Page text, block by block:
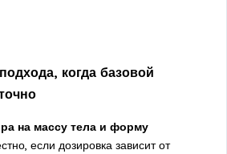
когда базовой
на массу тела и форму
если дозировка зависит от